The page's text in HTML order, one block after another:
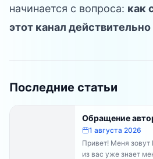
начинается с вопроса: как
этот канал
Последние статьи
Обращение
1 августа 2026
Привет! Меня
из вас уже знает